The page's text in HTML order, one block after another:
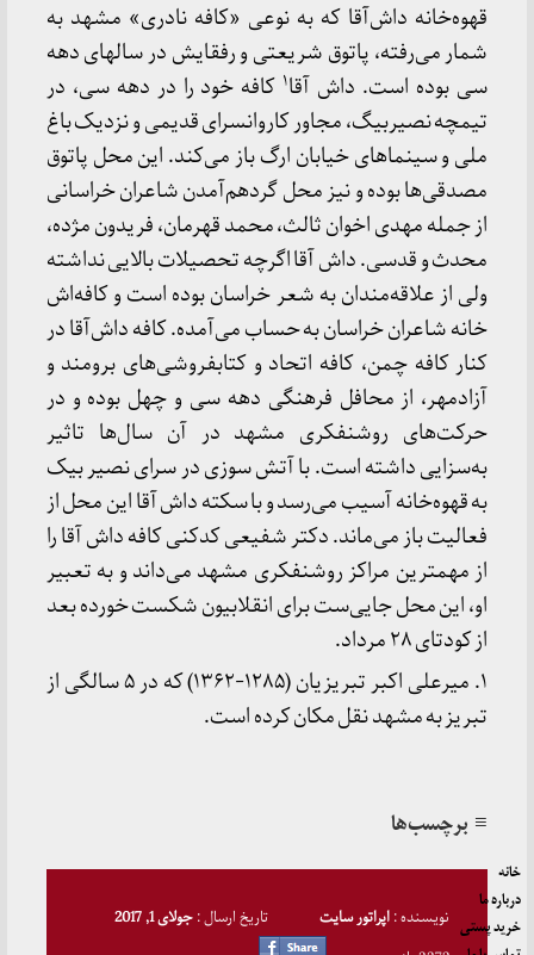
قهوه‌خانه داش‌آقا که به نوعی «کافه نادری» مشهد به
شمار می‌رفته، پاتوق شریعتی و رفقایش در سالهای دهه
سی بوده است. داش آقا۱ کافه خود را در دهه سی، در
تیمچه نصیربیگ، مجاور کاروانسرای قدیمی و نزدیک باغ
ملی و سینماهای خیابان ارگ باز می‌کند. این محل پاتوق
مصدقی‌ها بودهو نیز محل گردهم‌آمدن شاعران خراسانی
از جمله مهدی اخوان ثالث، محمد قهرمان، فریدون مژده،
محدث و قدسی.داش آقا اگرچه تحصیلات بالایی نداشته
ولی از علاقه‌مندانبه شعر خراسانبوده است و کافه‌اش
خانه شاعران خراسان به حساب می‌آمده. کافه داش‌آقادر
کنار کافه چمن، کافه اتحاد و کتابفروشی‌های برومند و
آزادمهر، از محافل فرهنگی دهه سی و چهل بوده و در
حرکت‌های روشنفکری مشهد در آن سال‌ها تاثیر
به‌سزایی داشته‌ است.با آتش سوزی در سرای نصیر بیک
به قهوه‌خانه آسیب می‌رسد و با سکته داش آقا این محل از
فعالیت باز می‌ماند. دکتر شفیعی کدکنی کافه داش آقا را
از مهمترین مراکز روشنفکری مشهد می‌داند و به تعبیر
او، این محل جایی‌ست برای انقلابیون شکست خورده‌ بعد
از کودتای ۲۸ مرداد.
۱. میرعلی اکبر تبریزیان (۱۲۸۵-۱۳۶۲)
که در ۵ سالگی از
تبریز به مشهد نقل مکان کرده است.
≡ برچسب‌ها
نویسنده :اپراتور سایت تاریخ ارسال :جولای 1, 2017
خانه
درباره ما
خرید پستی